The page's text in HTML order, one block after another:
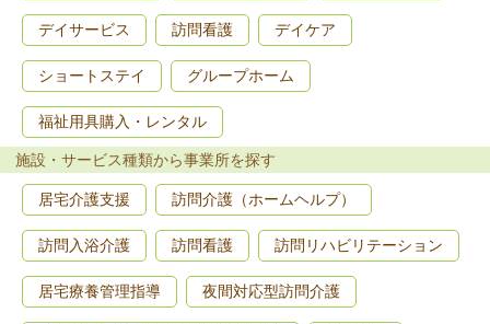
デイサービス 訪問看護 デイケア
ショートステイ グループホーム
福祉用具購入・レンタル
施設・サービス種類から事業所を探す
居宅介護支援 訪問介護（ホームヘルプ）
訪問入浴介護 訪問看護 訪問リハビリテーション
居宅療養管理指導 夜間対応型訪問介護